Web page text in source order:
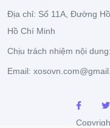
Địa chỉ: Số 11A, Đường
Hồ Chí Minh
Chịu trách nhiệm nội
Email: